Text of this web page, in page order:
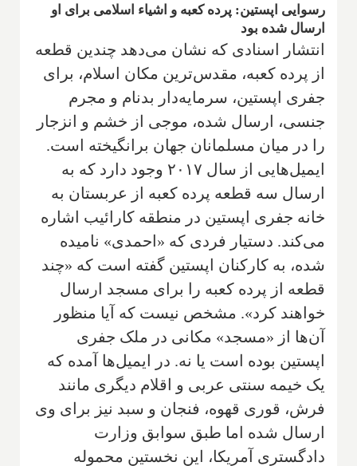
رسوایی اپستین: پرده کعبه و اشیاء اسلامی برای او
ارسال شده بود
انتشار اسنادی که نشان می‌دهد چندین قطعه
از پرده کعبه، مقدس‌ترین مکان اسلام، برای
جفری اپستین، سرمایه‌دار بدنام و مجرم
جنسی، ارسال شده، موجی از خشم و انزجار
را در میان مسلمانان جهان برانگیخته است.
ایمیل‌هایی از سال ۲۰۱۷ وجود دارد که به
ارسال سه قطعه پرده کعبه از عربستان به
خانه جفری اپستین در منطقه کارائیب اشاره
می‌کند. دستیار فردی که «احمدی» نامیده
شده، به کارکنان اپستین گفته است که «چند
قطعه از پرده کعبه را برای مسجد ارسال
خواهند کرد». مشخص نیست که آیا منظور
آن‌ها از «مسجد» مکانی در ملک جفری
اپستین بوده است یا نه. در ایمیل‌ها آمده که
یک خیمه سنتی عربی و اقلام دیگری مانند
فرش، قوری قهوه، فنجان و سبد نیز برای وی
ارسال شده اما طبق سوابق وزارت
دادگستری آمریکا، این نخستین محموله